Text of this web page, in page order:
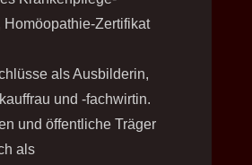
Homöopathie-Zertifikat
als Ausbilderin,
und -fachwirtin.
und öffentliche Träger
als